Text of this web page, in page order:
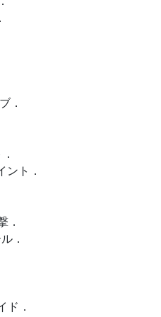
．
ント．
．
．
ド．